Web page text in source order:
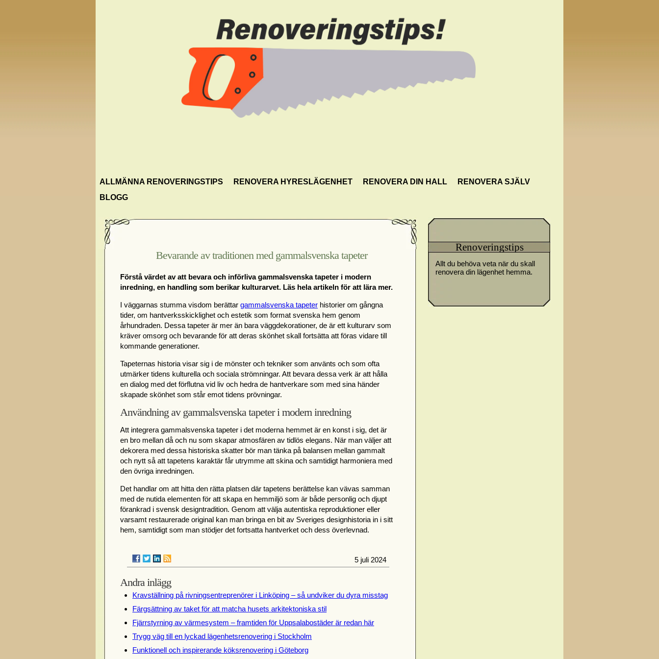
ALLMÄNNA RENOVERINGSTIPS RENOVERA HYRESLÄGENHET RENOVERA DIN HALL
RENOVERA SJÄLV
BLOGG
Bevarande av traditionen med gammalsvenska tapeter
Förstå värdet av att bevara och införliva gammalsvenska tapeter i modern
inredning, en handling som berikar kulturarvet. Läs hela artikeln för att lära mer.
I väggarnas stumma visdom berättar gammalsvenska tapeter historier om gångna
tider, om hantverksskicklighet och estetik som format svenska hem genom
århundraden. Dessa tapeter är mer än bara väggdekorationer, de är ett kulturarv som
kräver omsorg och bevarande för att deras skönhet skall fortsätta att föras vidare till
kommande generationer.
Tapeternas historia visar sig i de mönster och tekniker som använts och som ofta
utmärker tidens kulturella och sociala strömningar. Att bevara dessa verk är att hålla
en dialog med det förflutna vid liv och hedra de hantverkare som med sina händer
skapade skönhet som står emot tidens prövningar.
Användning av gammalsvenska tapeter i modern inredning
Att integrera gammalsvenska tapeter i det moderna hemmet är en konst i sig, det är
en bro mellan då och nu som skapar atmosfären av tidlös elegans. När man väljer att
dekorera med dessa historiska skatter bör man tänka på balansen mellan gammalt
och nytt så att tapetens karaktär får utrymme att skina och samtidigt harmoniera med
den övriga inredningen.
Det handlar om att hitta den rätta platsen där tapetens berättelse kan vävas samman
med de nutida elementen för att skapa en hemmiljö som är både personlig och djupt
förankrad i svensk designtradition. Genom att välja autentiska reproduktioner eller
varsamt restaurerade original kan man bringa en bit av Sveriges designhistoria in i sitt
hem, samtidigt som man stödjer det fortsatta hantverket och dess överlevnad.
5 juli 2024
Andra inlägg
Kravställning på rivningsentreprenörer i Linköping – så undviker du dyra misstag
Färgsättning av taket för att matcha husets arkitektoniska stil
Fjärrstyrning av värmesystem – framtiden för Uppsalabostäder är redan här
Trygg väg till en lyckad lägenhetsrenovering i Stockholm
Funktionell och inspirerande köksrenovering i Göteborg
Renoveringstips
Allt du behöva veta när du skall
renovera din lägenhet hemma.